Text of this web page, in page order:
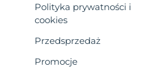
Polityka prywatności i
cookies
Przedsprzedaż
Promocje